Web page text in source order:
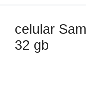
celular
32 gb